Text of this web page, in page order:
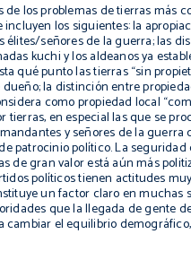
de los problemas de tierras más
los siguientes: la
élites/señores de la guerra; las
kuchiy los aldeanos ya
qué punto las tierras “sin
la distinción entre
como propiedad local
tierras, en especial las que se
y señores de la guerra
patrocinio político. La
de gran valor está aún más
políticos tienen actitudes
un factor claro en muchas
que la llegada de gente
cambiar el equilibrio